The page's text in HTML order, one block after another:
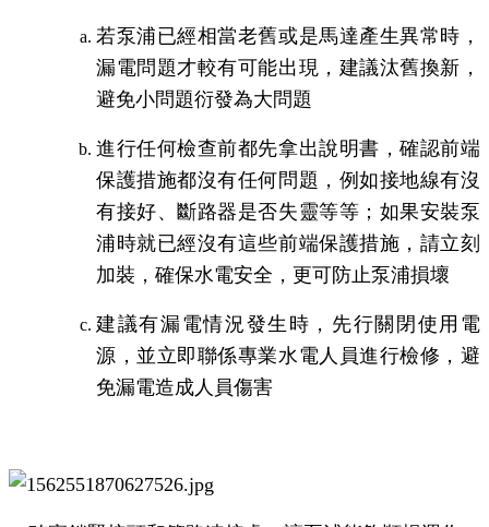
若泵浦已經相當老舊或是馬達產生異常時，
漏電問題才較有可能出現，建議汰舊換新，
避免小問題衍發為大問題
進行任何檢查前都先拿出說明書，確認前端
保護措施都沒有任何問題，例如接地線有沒
有接好、斷路器是否失靈等等；如果安裝泵
浦時就已經沒有這些前端保護措施，請立刻
加裝，確保水電安全，更可防止泵浦損壞
建議有漏電情況發生時，先行關閉使用電
源，並立即聯係專業水電人員進行檢修，避
免漏電造成人員傷害